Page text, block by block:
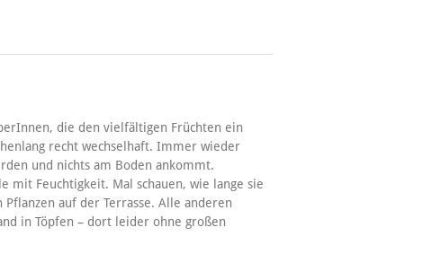
die den vielfältigen Früchten ein
recht wechselhaft. Immer wieder
und nichts am Boden ankommt.
mit Feuchtigkeit. Mal schauen, wie lange sie
auf der Terrasse. Alle anderen
in Töpfen – dort leider ohne großen